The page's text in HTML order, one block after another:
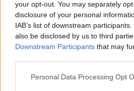
your opt-out. You may separately
disclosure of your personal
IAB’s list of downstream
also be disclosed by us to third
Downstream Participants that may
Personal Data Processing Opt
Paroles + Traduction